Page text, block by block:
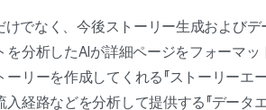
でなく、今後ストーリー生成および
を分析したAIが詳細ページをフォーマ
リーを作成してくれる『ストーリーエ
経路などを分析して提供する『データ